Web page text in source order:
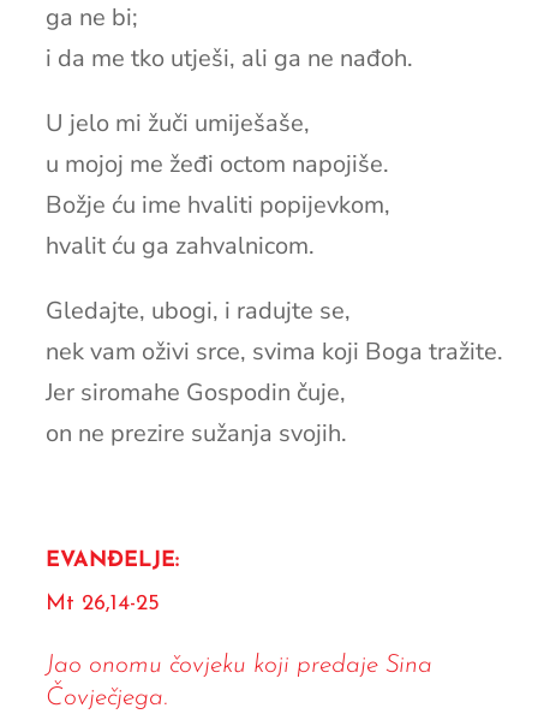
ga ne bi;
i da me tko utješi, ali ga ne nađoh.
U jelo mi žuči umiješaše,
u mojoj me žeđi octom napojiše.
Božje ću ime hvaliti popijevkom,
hvalit ću ga zahvalnicom.
Gledajte, ubogi, i radujte se,
nek vam oživi srce, svima koji Boga tražite.
Jer siromahe Gospodin čuje,
on ne prezire sužanja svojih.
EVANĐELJE:
Mt 26,14-25
Jao onomu čovjeku koji predaje Sina
Čovječjega.